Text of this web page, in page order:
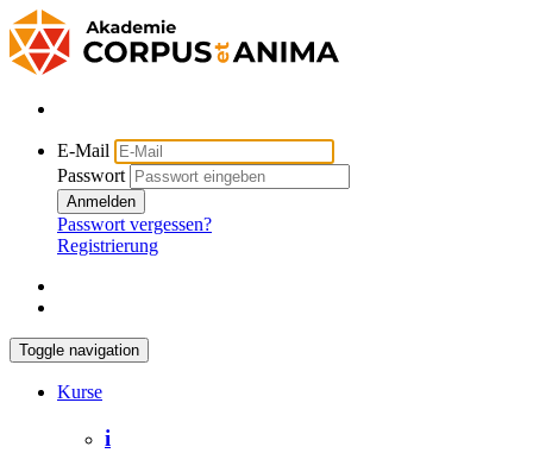
E-Mail
Passwort
Anmelden
Passwort vergessen?
Registrierung
Toggle navigation
Kurse
i